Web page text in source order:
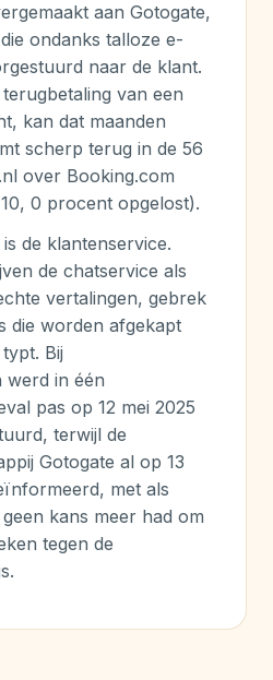
aan Gotogate,
ondanks talloze e-
naar de klant.
van een
kan dat maanden
scherp terug in de 56
over Booking.com
0 procent opgelost).
de klantenservice.
de chatservice als
vertalingen, gebrek
die worden afgekapt
Bij
werd in één
pas op 12 mei 2025
terwijl de
Gotogate al op 13
met als
kans meer had om
tegen de